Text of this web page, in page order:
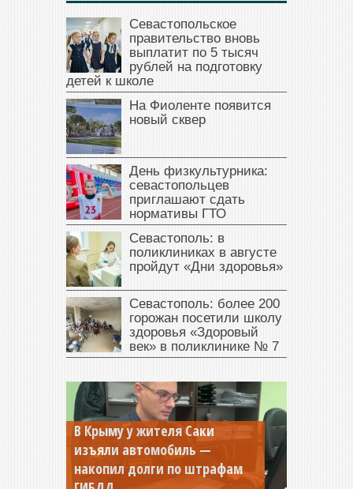
Севастопольское
правительство вновь
выплатит по 5 тысяч
рублей на подготовку
детей к школе
На Фиоленте появится
новый сквер
День физкультурника:
севастопольцев
приглашают сдать
нормативы ГТО
Севастополь: в
поликлиниках в августе
пройдут «Дни здоровья»
Севастополь: более 200
горожан посетили школу
здоровья «Здоровый
век» в поликлинике № 7
В Крыму у жителя Саки
изъяли автомобиль —
накопил долги по штрафам
Севастопольская компания
заплатила 877 тысяч рублей